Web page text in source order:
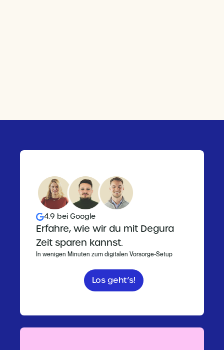
4.9 bei Google
Erfahre, wie wir du mit Degura
Zeit sparen kannst.
In wenigen Minuten zum digitalen Vorsorge-Setup
Los geht’s!